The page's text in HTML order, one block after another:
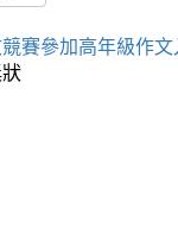
賽參加高年級作